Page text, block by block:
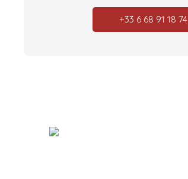
+33 6 68 91 18 74